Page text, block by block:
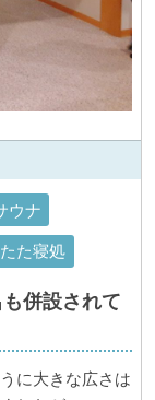
ウナ
た寝処
併設されて
に大きな広さは